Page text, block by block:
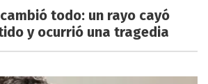
todo: un rayo cayó
y ocurrió una tragedia